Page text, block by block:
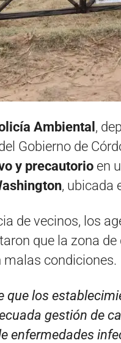
Ambiental ,
Gobierno de
y precautorio en
, ubicada
de vecinos, los
que la zona
malas condiciones.
que los
gestión de
enfermedades